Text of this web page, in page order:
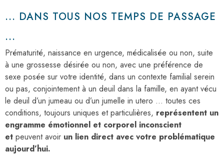
... DANS TOUS NOS TEMPS DE PASSAGE
...
Prématurité, naissance en urgence, médicalisée ou non, suite
à une grossesse désirée ou non, avec une préférence de
sexe posée sur votre identité, dans un contexte familial serein
ou pas, conjointement à un deuil dans la famille, en ayant vécu
le deuil d’un jumeau ou d’un jumelle in utero … toutes ces
conditions, toujours uniques et particulières, représentent un
engramme émotionnel et corporel inconscient
et peuvent avoir un lien direct avec votre problématique
aujourd’hui.